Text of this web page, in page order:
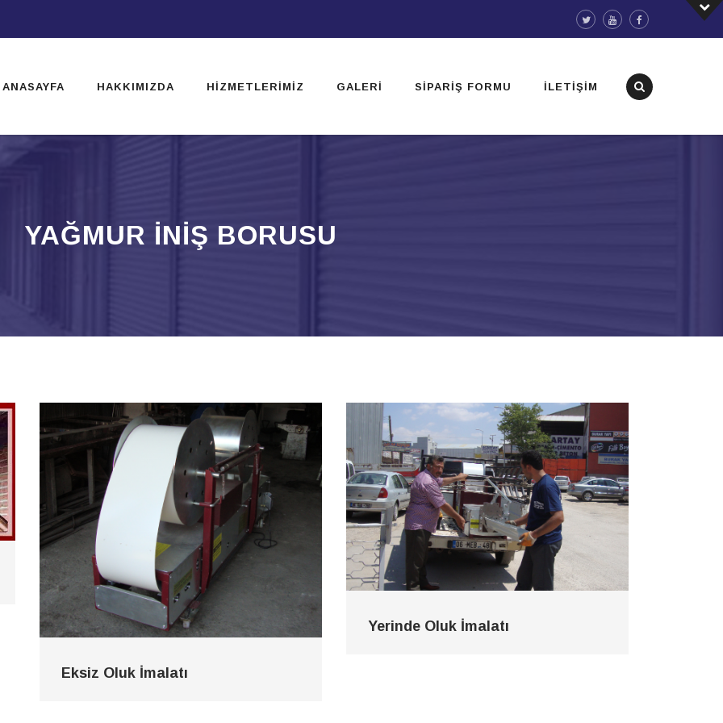
ANASAYFA HAKKIMIZDA HIZMETLERIMIZ GALERI SIPARIŞ FORMU İLETIŞIM
YAĞMUR INIŞ BORUSU
Eksiz Oluk İmalatı
Yerinde Oluk İmalatı